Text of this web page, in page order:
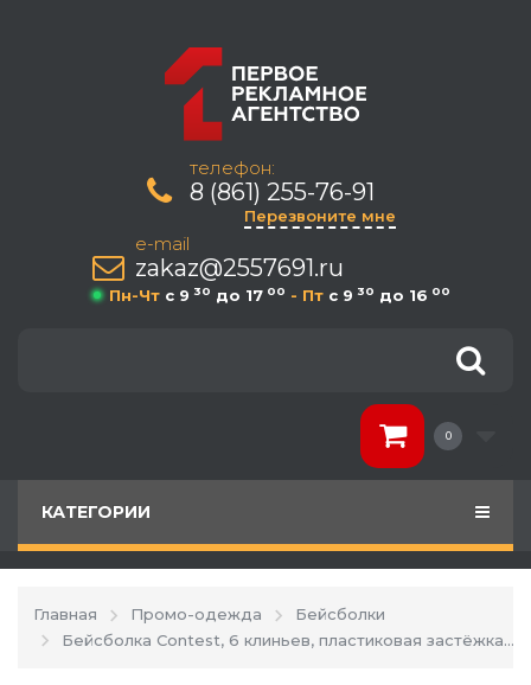
телефон:
8 (861) 255-76-91
Перезвоните мне
e-mail
zakaz@2557691.ru
Пн-Чт c 9 30 до 17 00 - Пт c 9 30 до 16 00
0
КАТЕГОРИИ
Главная Промо-одежда
Бейсболки
Бейсболка Contest, 6 клиньев, пластиковая застёжка